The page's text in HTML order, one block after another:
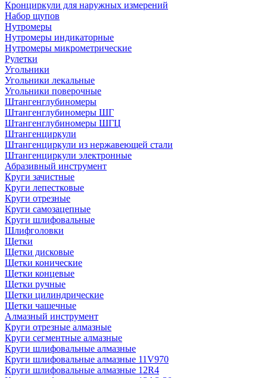
Кронциркули для наружных измерений
Набор щупов
Нутромеры
Нутромеры индикаторные
Нутромеры микрометрические
Рулетки
Угольники
Угольники лекальные
Угольники поверочные
Штангенглубиномеры
Штангенглубиномеры ШГ
Штангенглубиномеры ШГЦ
Штангенциркули
Штангенциркули из нержавеющей стали
Штангенциркули электронные
Абразивный инструмент
Круги зачистные
Круги лепестковые
Круги отрезные
Круги самозацепные
Круги шлифовальные
Шлифголовки
Щетки
Щетки дисковые
Щетки конические
Щетки концевые
Щетки ручные
Щетки цилиндрические
Щетки чашечные
Алмазный инструмент
Круги отрезные алмазные
Круги сегментные алмазные
Круги шлифовальные алмазные
Круги шлифовальные алмазные 11V970
Круги шлифовальные алмазные 12R4